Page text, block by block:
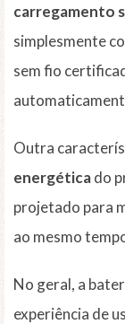
carregamento
simplesmente
sem fio
Outra
energéticado
projetado para
ao mesmo
No geral, a
experiência de